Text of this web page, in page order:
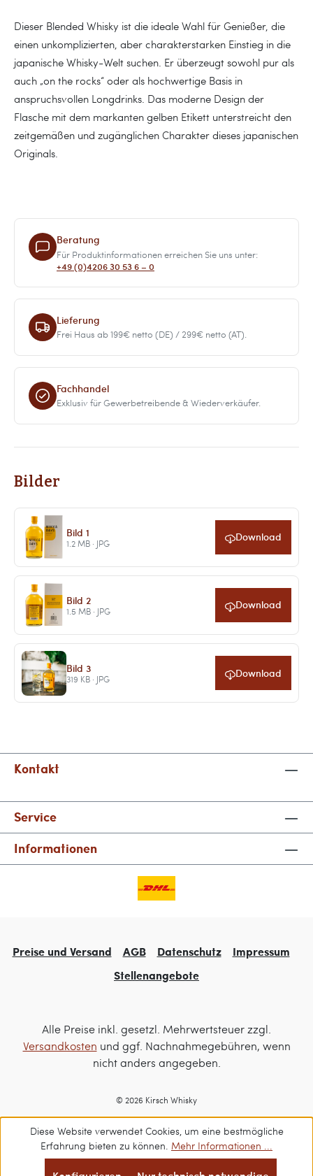
Dieser Blended Whisky ist die ideale Wahl für Genießer, die
einen unkomplizierten, aber charakterstarken Einstieg in die
japanische Whisky-Welt suchen. Er überzeugt sowohl pur als
auch „on the rocks“ oder als hochwertige Basis in
anspruchsvollen Longdrinks. Das moderne Design der
Flasche mit dem markanten gelben Etikett unterstreicht den
zeitgemäßen und zugänglichen Charakter dieses japanischen
Originals.
Beratung
Für Produktinformationen erreichen Sie uns unter:
+49 (0)4206 30 53 6 – 0
Lieferung
Frei Haus ab 199€ netto (DE) / 299€ netto (AT).
Fachhandel
Exklusiv für Gewerbetreibende & Wiederverkäufer.
Bilder
Bild 1
1.2 MB · JPG Download
Bild 2
1.5 MB · JPG Download
Bild 3
319 KB · JPG Download
Kontakt
Service
Informationen
Preise und Versand AGB Datenschutz
Impressum
Stellenangebote
Alle Preise inkl. gesetzl. Mehrwertsteuer zzgl.
Versandkosten und ggf. Nachnahmegebühren, wenn
nicht anders angegeben.
© 2026 Kirsch Whisky
Diese Website verwendet Cookies, um eine bestmögliche
Erfahrung bieten zu können. Mehr Informationen ...